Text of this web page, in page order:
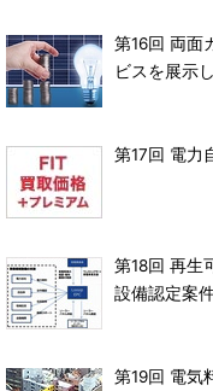
第16回 両面
ビスを展示
第17回 電力
第18回 再生
設備認定案
第19回 電気